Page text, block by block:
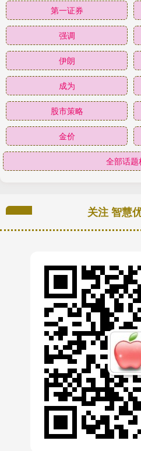
第一证券
强调
伊朗
成为
股市策略
金价
全部话题
关注 智慧